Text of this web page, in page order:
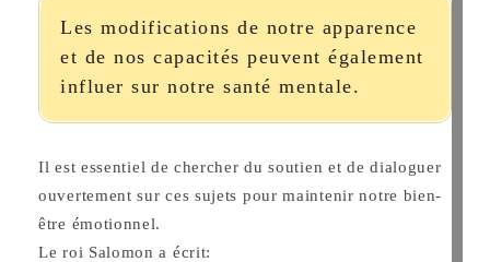
Les modifications de notre apparence
et de nos capacités peuvent également
influer sur notre santé mentale.
Il est essentiel de chercher du soutien et de dialoguer
ouvertement sur ces sujets pour maintenir notre bien-
être émotionnel.
Le roi Salomon a écrit: